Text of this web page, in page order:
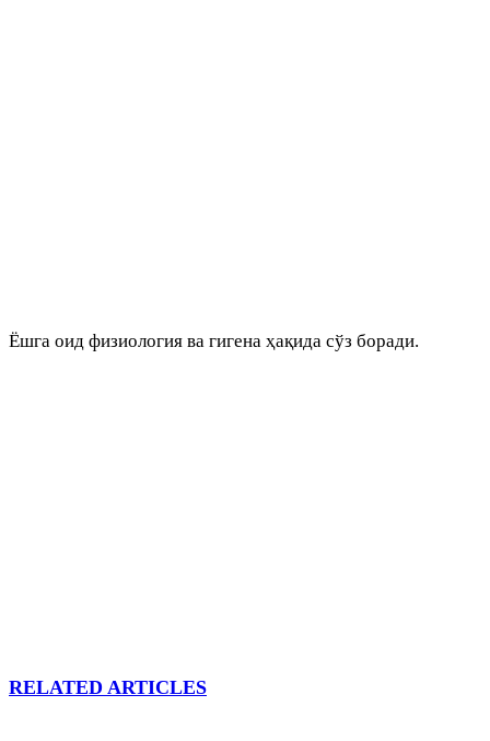
Ёшга оид физиология ва гигена ҳақида сўз боради.
RELATED ARTICLES